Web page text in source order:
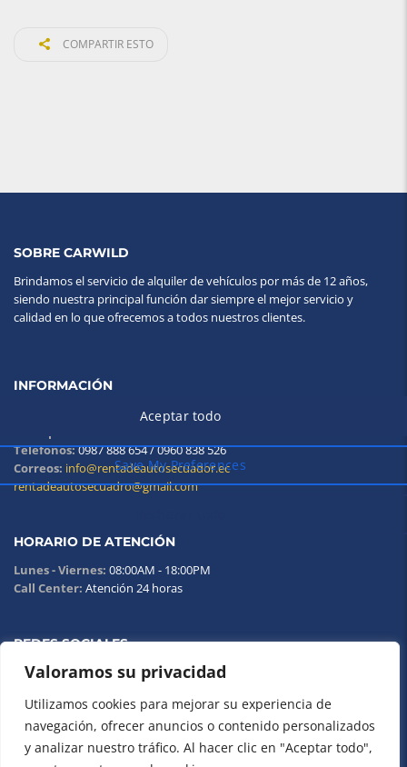
Valoramos su privacidad
Utilizamos cookies para mejorar su experiencia de
navegación, ofrecer anuncios o contenido personalizados
y analizar nuestro tráfico. Al hacer clic en "Aceptar todo",
COMPARTIR ESTO
SOBRE CARWILD
Brindamos el servicio de alquiler de vehículos por más de 12 años,
siendo nuestra principal función dar siempre el mejor servicio y
calidad en lo que ofrecemos a todos nuestros clientes.
INFORMACIÓN
Teléfonos:0987 888 654 / 0960 838 526
Correos: info@rentadeautosecuador.ec
rentadeautosecuadro@gmail.com
HORARIO DE ATENCIÓN
Lunes - Viernes: 08:00AM - 18:00PM
Call Center: Atención 24 horas
REDES SOCIALES